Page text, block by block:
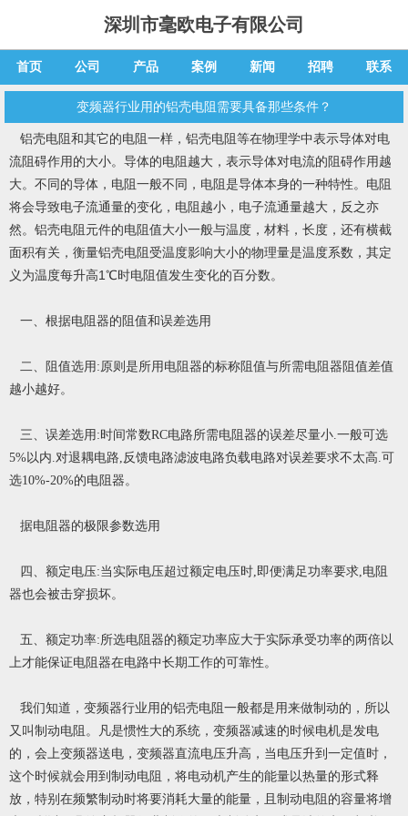
深圳市毫欧电子有限公司
首页 公司 产品 案例 新闻 招聘 联系
变频器行业用的铝壳电阻需要具备那些条件？
铝壳电阻 和其它的电阻一样，铝壳电阻等在物理学中表示导体对电
流阻碍作用的大小。导体的电阻越大，表示导体对电流的阻碍作用越
大。不同的导体，电阻一般不同，电阻是导体本身的一种特性。电阻
将会导致电子流通量的变化，电阻越小，电子流通量越大，反之亦
然。铝壳电阻元件的电阻值大小一般与温度，材料，长度，还有横截
面积有关，衡量铝壳电阻受温度影响大小的物理量是温度系数，其定
义为温度每升高1℃时电阻值发生变化的百分数。
一、根据电阻器的阻值和误差选用
二、阻值选用:原则是所用电阻器的标称阻值与所需电阻器阻值差值
越小越好。
三、误差选用:时间常数RC电路所需电阻器的误差尽量小.一般可选
5%以内.对退耦电路,反馈电路滤波电路负载电路对误差要求不太高.可
选10%-20%的电阻器。
据电阻器的极限参数选用
四、额定电压:当实际电压超过额定电压时,即便满足功率要求,电阻
器也会被击穿损坏。
五、额定功率:所选电阻器的额定功率应大于实际承受功率的两倍以
上才能保证电阻器在电路中长期工作的可靠性。
我们知道，变频器行业用的铝壳电阻一般都是用来做制动的，所以
又叫制动电阻。凡是惯性大的系统，变频器减速的时候电机是发电
的，会上变频器送电，变频器直流电压升高，当电压升到一定值时，
这个时候就会用到制动电阻，将电动机产生的能量以热量的形式释
放，特别在频繁制动时将要消耗大量的能量，且制动电阻的容量将增